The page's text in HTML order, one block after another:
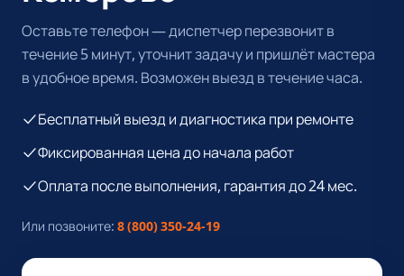
Оставьте телефон — диспетчер перезвонит в
течение 5 минут, уточнит задачу и пришлёт мастера
в удобное время. Возможен выезд в течение часа.
Бесплатный выезд и диагностика при ремонте
Фиксированная цена до начала работ
Оплата после выполнения, гарантия до 24 мес.
Или позвоните: 8 (800) 350-24-19